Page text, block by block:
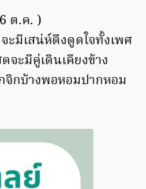
ต.ค. )
ะมีเสน่ห์ดึงดูดใจทั้งเพศ
จะมีคู่เดินเคียงข้าง
กบ้างพอหอมปากหอม